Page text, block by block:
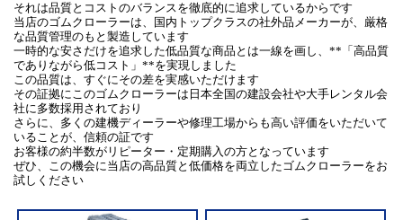
それは品質とコストのバランスを徹底的に追求しているからです
当店のゴムクローラーは、国内トップクラスの社外品メーカーが、厳格
な品質管理のもと製造しています
一時的な安さだけを追求した低品質な商品とは一線を画し、**「高品質
でありながら低コスト」**を実現しました
この品質は、すぐにその差を実感いただけます
その証拠にこのゴムクローラーは日本全国の建設会社や大手レンタル会
社に多数採用されており
さらに、多くの建機ディーラーや修理工場からも高い評価をいただいて
いることが、信頼の証です
お客様の約半数がリピーター・定期購入の方となっています
ぜひ、この機会に当店の高品質と低価格を両立したゴムクローラーをお
試しください